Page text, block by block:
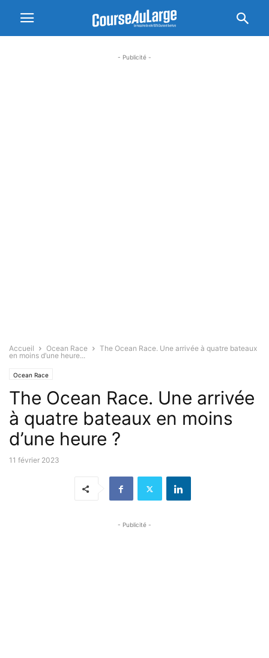
- Publicité -
Accueil Ocean Race
The Ocean Race. Une arrivée à quatre bateaux
en moins d’une heure...
Ocean Race
The Ocean Race. Une arrivée
à quatre bateaux en moins
d’une heure ?
11 février 2023
- Publicité -